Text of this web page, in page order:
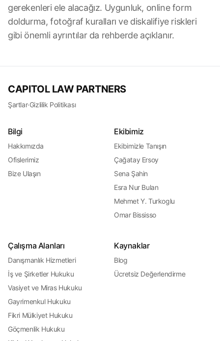
gerekenleri ele alacağız. Uygunluk, online form
doldurma, fotoğraf kuralları ve diskalifiye riskleri
gibi önemli ayrıntılar da rehberde açıklanır.
CAPITOL LAW PARTNERS
Şartlar·Gizlilik Politikası
Bilgi
Hakkımızda
Ofislerimiz
Bize Ulaşın
Ekibimiz
Ekibimizle Tanışın
Çağatay Ersoy
Sena Şahin
Esra Nur Bulan
Mehmet Y. Turkoglu
Omar Bississo
Çalışma Alanları
Danışmanlık Hizmetleri
İş ve Şirketler Hukuku
Vasiyet ve Miras Hukuku
Gayrimenkul Hukuku
Fikri Mülkiyet Hukuku
Göçmenlik Hukuku
Kaynaklar
Blog
Ücretsiz Değerlendirme